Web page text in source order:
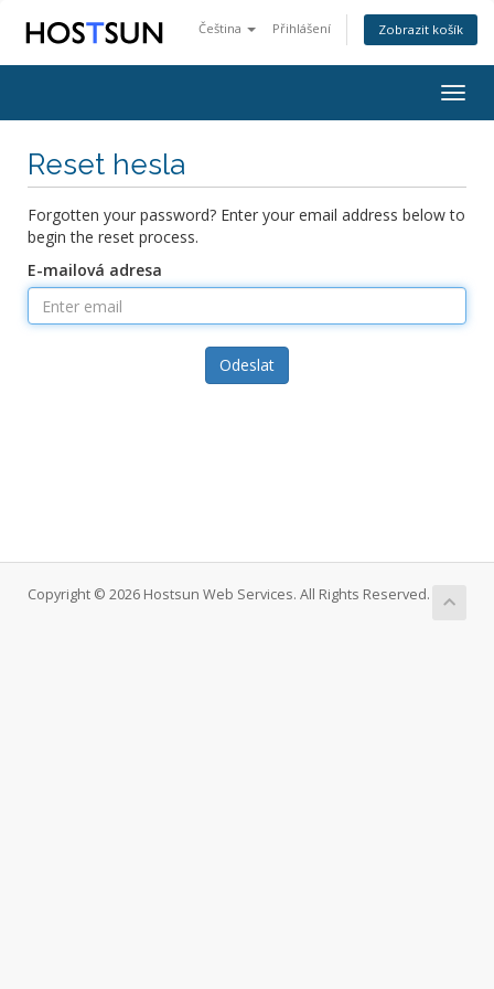
Čeština Přihlášení Zobrazit košík
Reset hesla
Forgotten your password? Enter your email address below to
begin the reset process.
E-mailová adresa
Odeslat
Copyright © 2026 Hostsun Web Services. All Rights Reserved.